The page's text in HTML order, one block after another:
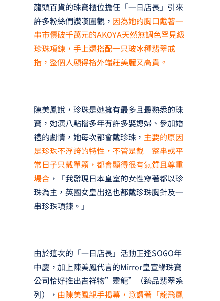
龍頭百貨的珠寶櫃位擔任「一日店長」引來
許多粉絲們讚嘆圍觀， 因為她的胸口戴著一
串市價破千萬元的AKOYA天然無調色罕見級
珍珠項鍊，手上還搭配一只玻冰種翡翠戒
指，整個人顯得格外端莊美麗又高貴。
陳美鳳說，珍珠是她擁有最多且最熟悉的珠
寶，她演八點檔多年有許多娶媳婦、參加婚
禮的劇情，她每次都會戴珍珠， 主要的原因
是珍珠不浮誇的特性，不管是戴一整串或平
常日子只戴單顆，都會顯得很有氣質且尊重
場合，「我發現日本皇室的女性穿著都以珍
珠為主，英國女皇出巡也都戴珍珠胸針及一
串珍珠項鍊。」
由於這次的「一日店長」活動正逢SOGO年
中慶，加上陳美鳳代言的Mirror皇宣緣珠寶
公司恰好推出吉祥物”靈龍”（臻品翡翠系
列）， 由陳美鳳親手揭幕，意謂著「龍飛鳳